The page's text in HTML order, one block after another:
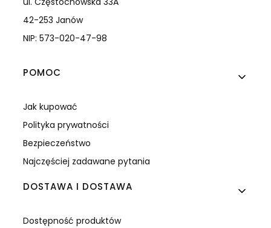
42-253 Janów
NIP: 573-020-47-98
Linki w stopce
POMOC
Jak kupować
Polityka prywatności
Bezpieczeństwo
Najczęściej zadawane pytania
DOSTAWA I DOSTAWA
Dostępność produktów